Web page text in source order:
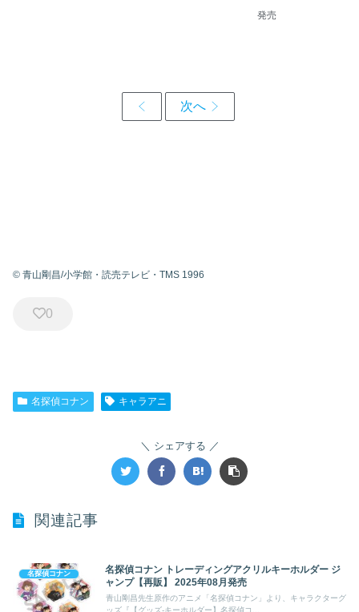
発売
© 青山剛昌/小学館・読売テレビ・TMS 1996
0
名探偵コナン キャラアニ
シェアする
関連記事
名探偵コナン
名探偵コナン トレーディングアクリルキーホルダー ジ
ャンプ【再販】 2025年08月発売
青山剛昌先生原作のアニメ「名探偵コナン」より、キャラクターグ